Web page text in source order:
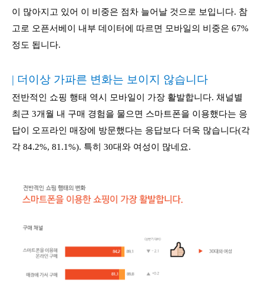
이 많아지고 있어 이 비중은 점차 늘어날 것으로 보입니다. 참
고로 오픈서베이 내부 데이터에 따르면 모바일의 비중은 67%
정도 됩니다.
| 더이상 가파른 변화는 보이지 않습니다
전반적인 쇼핑 행태 역시 모바일이 가장 활발합니다. 채널별
최근 3개월 내 구매 경험을 물으면 스마트폰을 이용했다는 응
답이 오프라인 매장에 방문했다는 응답보다 더욱 많습니다(각
각 84.2%, 81.1%). 특히 30대와 여성이 많네요.